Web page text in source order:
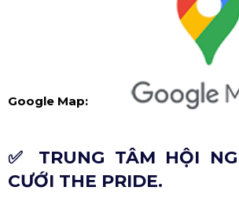
Google Map:
✅ TRUNG TÂM HỘI
CƯỚI THE PRIDE.